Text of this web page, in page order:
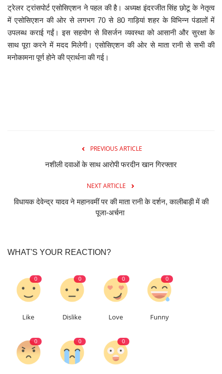
धर्म
करियर
ट्रेलर ट्रांसपोर्ट एसोसिएशन ने पहल की है। अध्यक्ष इंदरजीत सिंह छोटू के नेतृत्व
में एसोसिएशन की ओर से लगभग 70 से 80 गाड़ियां शहर के विभिन्न पंडालों में
उपलब्ध कराई गईं। इस सहयोग से विसर्जन व्यवस्था को आसानी और सुरक्षा के
साथ पूरा करने में मदद मिलेगी। एसोसिएशन की ओर से माता रानी से सभी की
मनोकामना पूर्ण होने की प्रार्थना की गई।
PREVIOUS ARTICLE
नशीली दवाओं के साथ आरोपी फरदीन खान गिरफ्तार
NEXT ARTICLE
विधायक देवेन्द्र यादव ने महानवमीं पर की माता रानी के दर्शन, कालीबाड़ी में की
पूजा-अर्चना
WHAT'S YOUR REACTION?
0
Like
0
Dislike
0
Love
0
Funny
0 0 0